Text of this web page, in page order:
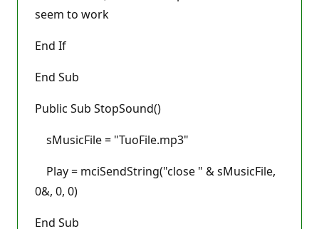
seem to work
End If
End Sub
Public Sub StopSound()
sMusicFile = "TuoFile.mp3"
Play = mciSendString("close " & sMusicFile,
0&, 0, 0)
End Sub